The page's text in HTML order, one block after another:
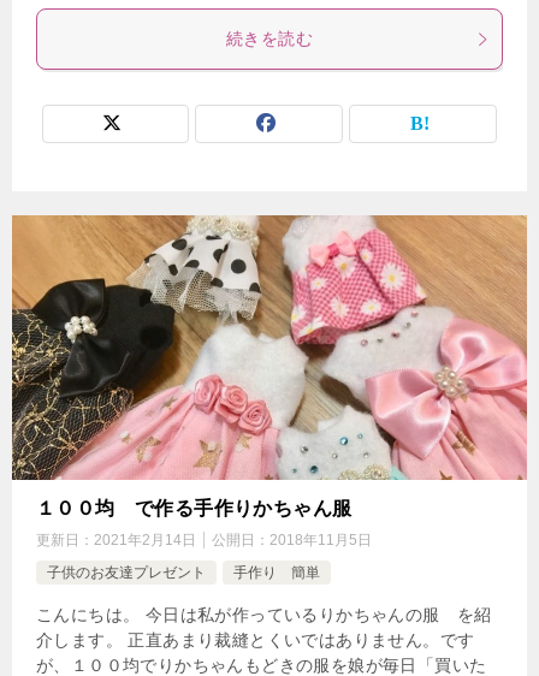
続きを読む
１００均 で作る手作りかちゃん服
更新日： 2021年2月14日 公開日： 2018年11月5日
子供のお友達プレゼント
手作り 簡単
こんにちは。 今日は私が作っているりかちゃんの服 を紹
介します。 正直あまり裁縫とくいではありません。です
が、１００均でりかちゃんもどきの服を娘が毎日「買いた